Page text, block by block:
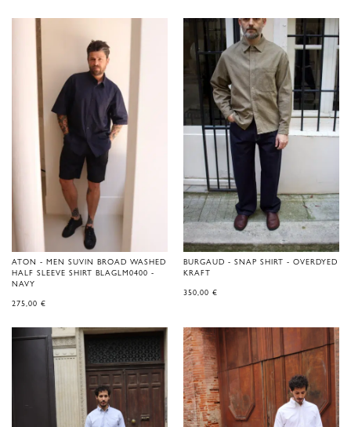
ATON - MEN SUVIN BROAD WASHED
HALF SLEEVE SHIRT BLAGLM0400 -
NAVY
275,00 €
BURGAUD - SNAP SHIRT - OVERDYED
KRAFT
350,00 €